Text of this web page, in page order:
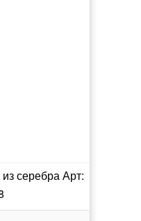
серебра Арт: